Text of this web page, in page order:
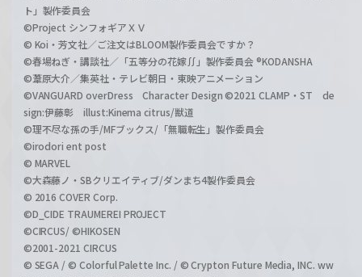
ト」製作委員会
©Project シンフォギアＸＶ
© Koi・芳文社／ご注文はBLOOM製作委員会ですか？
©春場ねぎ・講談社／「五等分の花嫁∬」製作委員会 ®KODANSHA
©葦原大介／集英社・テレビ朝日・東映アニメーション
©VANGUARD overDress Character Design ©2021 CLAMP・ST de
sign:伊藤彰 illust:Kinema citrus/獣道
©理不尽な孫の手/MFブックス/「無職転生」製作委員会
©irodori ent post
© MARVEL
©大森藤ノ・SBクリエイティブ/ダンまち4製作委員会
© 2016 COVER Corp.
©D_CIDE TRAUMEREI PROJECT
©CIRCUS/ ©HIKOSEN
©2001-2021 CIRCUS
© SEGA / © Colorful Palette Inc. / © Crypton Future Media, INC. ww